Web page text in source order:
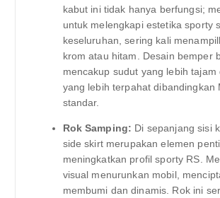
kabut ini tidak hanya berfungsi;
untuk melengkapi estetika sporty
keseluruhan, sering kali
krom atau hitam. Desain bemper
mencakup sudut yang lebih tajam
yang lebih terpahat dibandingkan
standar.
Rok Samping: Di sepanjang sisi
side skirt merupakan elemen
meningkatkan profil sporty RS.
visual menurunkan mobil,
membumi dan dinamis. Rok ini